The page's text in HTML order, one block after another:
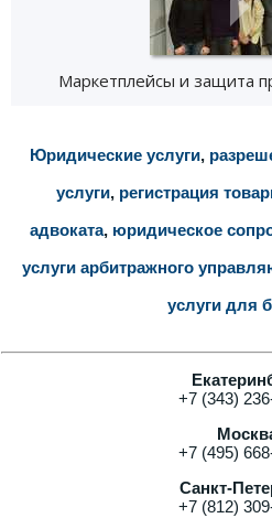
Маркетплейсы и защита
Юридические услуги,
услуги, регистрация
адвоката, юридическое
услуги арбитражного
услуги для
+7 (343)
+7 (495)
Санкт-
+7 (812)